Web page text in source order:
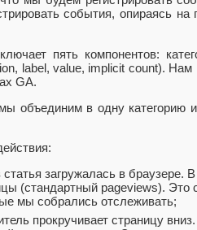
события, опираясь на
пять компонентов:
label, value, implicit count).
GA.
объединим в одну категорию
загружалась в браузере.
(стандартный pageviews).
мы собрались отслеживать;
прокручивает страницу